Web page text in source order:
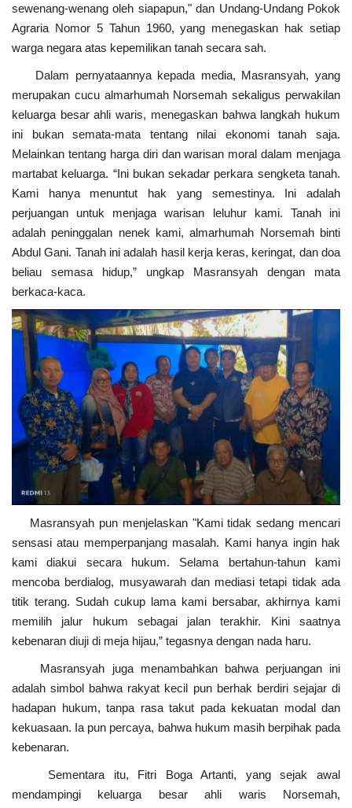
sewenang-wenang oleh siapapun," dan Undang-Undang Pokok
Agraria Nomor 5 Tahun 1960, yang menegaskan hak setiap
warga negara atas kepemilikan tanah secara sah.
Dalam pernyataannya kepada media, Masransyah, yang
merupakan cucu almarhumah Norsemah sekaligus perwakilan
keluarga besar ahli waris, menegaskan bahwa langkah hukum
ini bukan semata-mata tentang nilai ekonomi tanah saja.
Melainkan tentang harga diri dan warisan moral dalam menjaga
martabat keluarga. “Ini bukan sekadar perkara sengketa tanah.
Kami hanya menuntut hak yang semestinya. Ini adalah
perjuangan untuk menjaga warisan leluhur kami. Tanah ini
adalah peninggalan nenek kami, almarhumah Norsemah binti
Abdul Gani. Tanah ini adalah hasil kerja keras, keringat, dan doa
beliau semasa hidup,” ungkap Masransyah dengan mata
berkaca-kaca.
Masransyah pun menjelaskan "Kami tidak sedang mencari
sensasi atau memperpanjang masalah. Kami hanya ingin hak
kami diakui secara hukum. Selama bertahun-tahun kami
mencoba berdialog, musyawarah dan mediasi tetapi tidak ada
titik terang. Sudah cukup lama kami bersabar, akhirnya kami
memilih jalur hukum sebagai jalan terakhir. Kini saatnya
kebenaran diuji di meja hijau,” tegasnya dengan nada haru.
Masransyah juga menambahkan bahwa perjuangan ini
adalah simbol bahwa rakyat kecil pun berhak berdiri sejajar di
hadapan hukum, tanpa rasa takut pada kekuatan modal dan
kekuasaan. Ia pun percaya, bahwa hukum masih berpihak pada
kebenaran.
Sementara itu, Fitri Boga Artanti, yang sejak awal
mendampingi keluarga besar ahli waris Norsemah,